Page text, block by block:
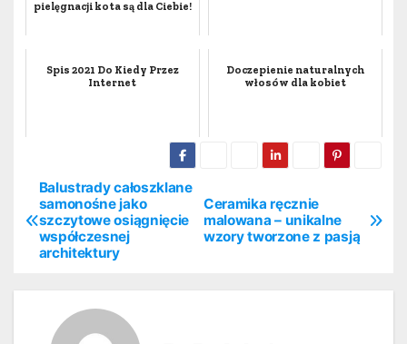
pielęgnacji kota są dla Ciebie!
Spis 2021 Do Kiedy Przez
Internet
Doczepienie naturalnych
włosów dla kobiet
N
a
w
Ceramika ręcznie
malowana – unikalne
wzory tworzone z pasją
Balustrady całoszklane
samonośne jako
szczytowe osiągnięcie
współczesnej
architektury